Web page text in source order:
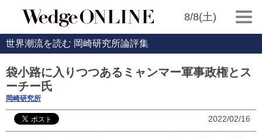
8/8(土)
世界潮流を読む 岡崎研究所論評集
袋小路に入りつつあるミャンマー軍事政権とス
ーチー氏
岡崎研究所
2022/02/16